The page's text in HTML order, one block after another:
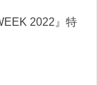
2022』特